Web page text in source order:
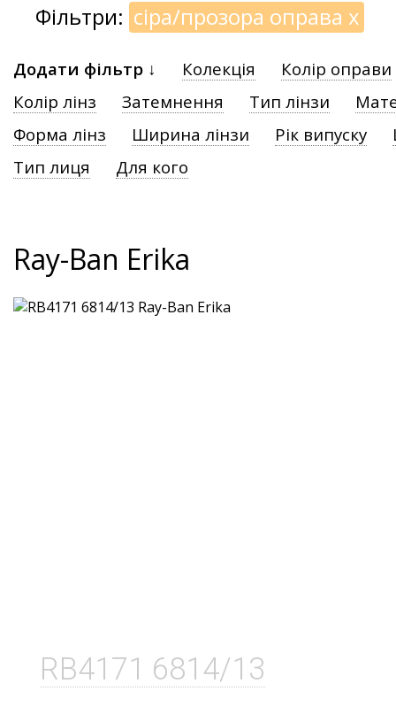
Фільтри: сіра/прозора оправа x
Додати фільтр ↓ Колекція
Колір оправи
Колір лінз
Затемнення Тип лінзи
Форма лінз
Ширина лінзи Рік випуску
Тип лиця
Для кого
Ray-Ban Erika
RB4171 6814/13